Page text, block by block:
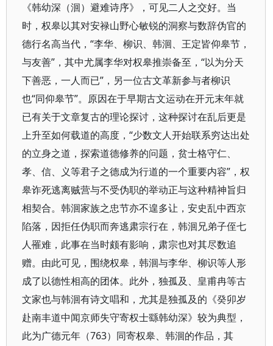
《韩幼深（洄）避难诗序》，可见二人之交好。当
时，权皋以其对安禄山野心敏锐的洞察与数辞伪官的
德行名高当代，“李华、柳识、韩洄、王定皆仰皋节，
与友善”，其中尤属李华对权皋推崇备至，“以为分天
下善恶，一人而已”，另一位古文革新参与者柳识
也“同仰皋节”。原因在于早期古文运动在开元末年就
已有关于文章复古的理论探讨，这种探讨在乱后更是
上升至如何载道的高度，“少数文人开始联系穷达出处
的立身之道，探索道德修养的问题，贫士格守仁、
孝、信、义等君子之德成为行道的一个重要内容”，权
皋诈死逃离贼营与不受伪职的举动正与这种精神旨归
相契合。韩洄家族之忠节亦不遑多让，安史乱中西京
陷落，因拒任伪职而奔逃肃宗行在，韩洄兄弟子侄七
人罹难，此事在当时颇有影响，肃宗也对其尽数追
赠。由此可见，围绕权皋，韩洄与李华、柳识等人形
成了以德性相高的团体。此外，独孤及、皇甫冉等古
文家也与韩洄有诗文唱和，尤其是独孤及的《癸卯岁
赴南丰道中闻京师失守寄权士繇韩幼深》较为典型，
此为广德元年（763）同寄权皋、韩洄的作品，其